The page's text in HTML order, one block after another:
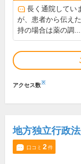
長く通院してい
が、患者から伝え
持の場合は薬の調...
アクセス数※
地方独立行政
口コミ 2件